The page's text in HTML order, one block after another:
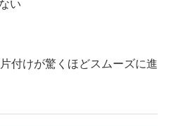
い
付けが驚くほどスムーズに進